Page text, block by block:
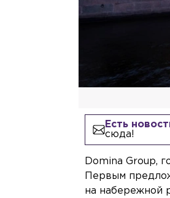
Есть
сюда!
Domina Group,
Первым
на набережной